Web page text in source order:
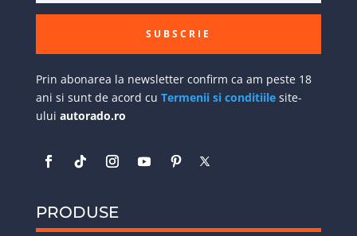
SUBSCRIE
Prin abonarea la newsletter confirm ca am peste 18
ani si sunt de acord cu Termenii si conditiilesite-
ului autorado.ro
PRODUSE